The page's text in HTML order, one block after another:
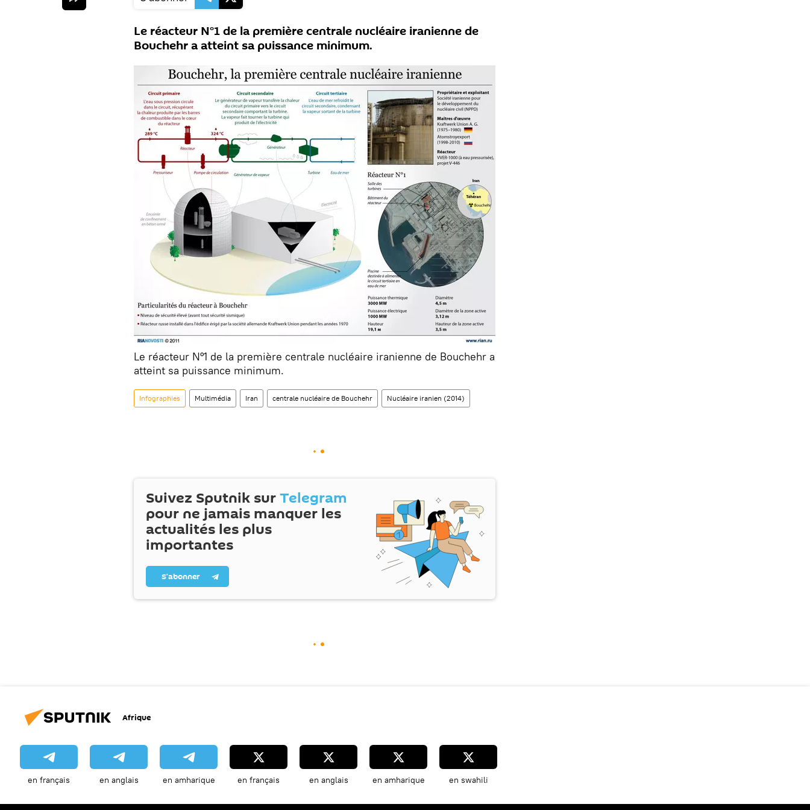
Le réacteur N°1 de la première centrale nucléaire iranienne de
Bouchehr a atteint sa puissance minimum.
Le réacteur N°1 de la première centrale nucléaire iranienne de Bouchehr a
atteint sa puissance minimum.
Infographies Multimédia Iran centrale nucléaire de Bouchehr Nucléaire iranien (2014)
Suivez Sputnik surTelegram
pour ne jamais manquer les
actualités les plus
importantes
S’abonner
Afrique
en français en anglais en amharique en français en anglais en amharique en swahili